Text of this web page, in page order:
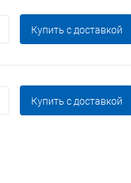
Купить c доставкой
Купить c доставкой